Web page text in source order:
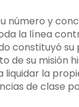
número y
la línea
constituyó
de su misión
liquidar la
de clase